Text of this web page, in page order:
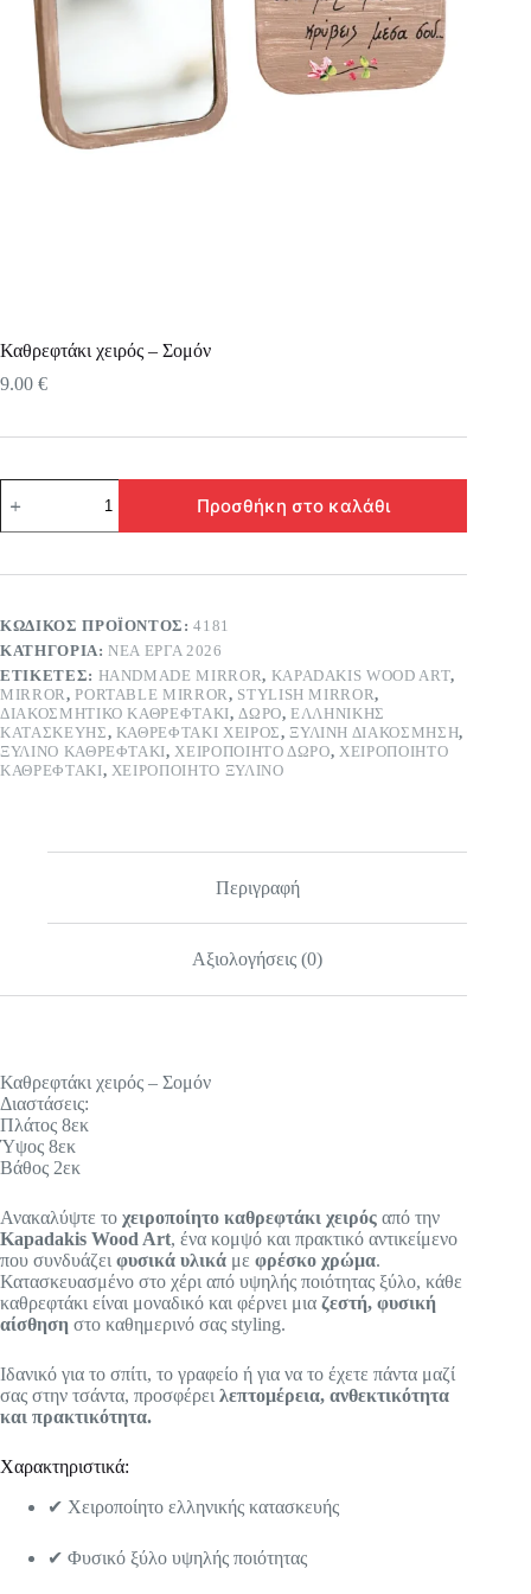
Καθρεφτάκι χειρός – Σομόν
9.00 €
χειρός
–
Προσθήκη στο καλάθι
ΚΩΔΙΚΌΣ ΠΡΟΪΌΝΤΟΣ:4181
ΚΑΤΗΓΟΡΊΑ:ΝΈΑ ΈΡΓΑ 2026
ΕΤΙΚΈΤΕΣ: HANDMADE MIRROR, KAPADAKIS WOOD ART,
MIRROR ,PORTABLE MIRROR , STYLISH MIRROR,
ΔΙΑΚΟΣΜΗΤΙΚΌ ΚΑΘΡΕΦΤΆΚΙ, ΔΏΡΟ,ΕΛΛΗΝΙΚΗΣ
ΚΑΤΑΣΚΕΥΗΣ, ΚΑΘΡΕΦΤΆΚΙ ΧΕΙΡΌΣ,ΞΎΛΙΝΗ ΔΙΑΚΌΣΜΗΣΗ,
ΞΎΛΙΝΟ ΚΑΘΡΕΦΤΆΚΙ, ΧΕΙΡΟΠΟΊΗΤΟ ΔΏΡΟ, ΧΕΙΡΟΠΟΊΗΤΟ
ΚΑΘΡΕΦΤΆΚΙ, ΧΕΙΡΟΠΟΊΗΤΟ ΞΎΛΙΝΟ
Περιγραφή
Αξιολογήσεις (0)
Καθρεφτάκι χειρός – Σομόν
Διαστάσεις:
Πλάτος 8εκ
Ύψος 8εκ
Βάθος 2εκ
Ανακαλύψτε το χειροποίητο καθρεφτάκι χειρός από την
Kapadakis Wood Art, ένα κομψό και πρακτικό αντικείμενο
που συνδυάζει φυσικά υλικά με φρέσκο χρώμα.
Κατασκευασμένο στο χέρι από υψηλής ποιότητας ξύλο, κάθε
καθρεφτάκι είναι μοναδικό και φέρνει μια ζεστή, φυσική
αίσθηση στο καθημερινό σας styling.
Ιδανικό για το σπίτι, το γραφείο ή για να το έχετε πάντα μαζί
σας στην τσάντα, προσφέρει λεπτομέρεια, ανθεκτικότητα
και πρακτικότητα.
Χαρακτηριστικά:
✔ Χειροποίητο ελληνικής κατασκευής
✔ Φυσικό ξύλο υψηλής ποιότητας